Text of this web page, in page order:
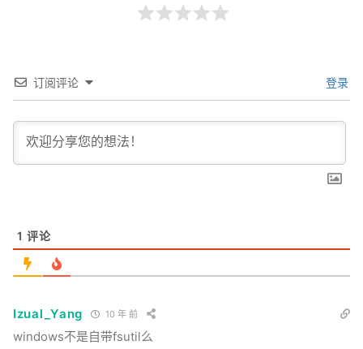
订阅评论 登录
1 评论
Izual_Yang 10 年 前
windows不是自带fsutil么